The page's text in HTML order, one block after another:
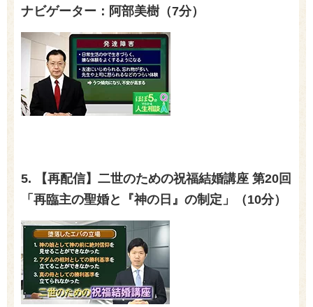
ナビゲーター：阿部美樹（7分）
5. 【再配信】二世のための祝福結婚講座 第20回
「再臨主の聖婚と『神の日』の制定」（10分）